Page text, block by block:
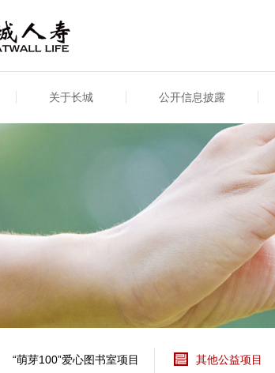
关于长城
7·8全国保险公众宣传日
供应商登录
供应商登录/注
公开信息披露
专项信息
关联交易
偿付能力
新型产品
个人短期健康
意外险业务经
分红险产品红
红利和生存金
保单贷款利率
“萌芽100”爱心图书室项目 其他公益项目